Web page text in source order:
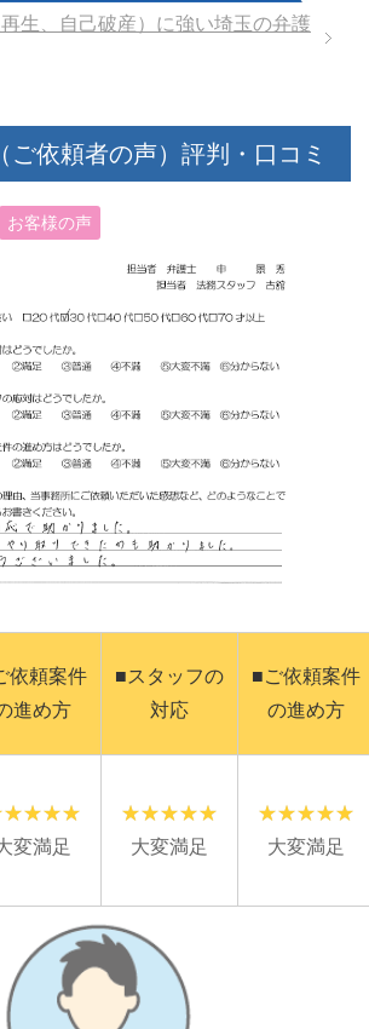
生、自己破産）に強い埼玉の弁護
ご依頼者の声）評判・口コミ
お客様の声
依頼案件
進め方
■スタッフの
対応
■ご依頼案件
の進め方
変満足 大変満足 大変満足